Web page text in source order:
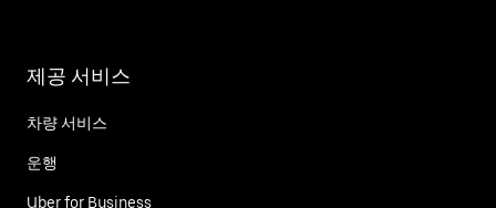
제공 서비스
차량 서비스
운행
Uber for Business